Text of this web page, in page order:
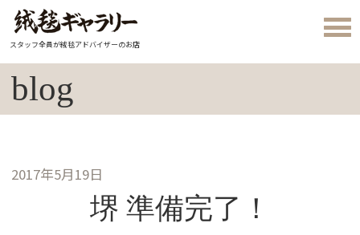
スタッフ全員が絨毯アドバイザーのお店
blog
2017年5月19日
堺 準備完了！